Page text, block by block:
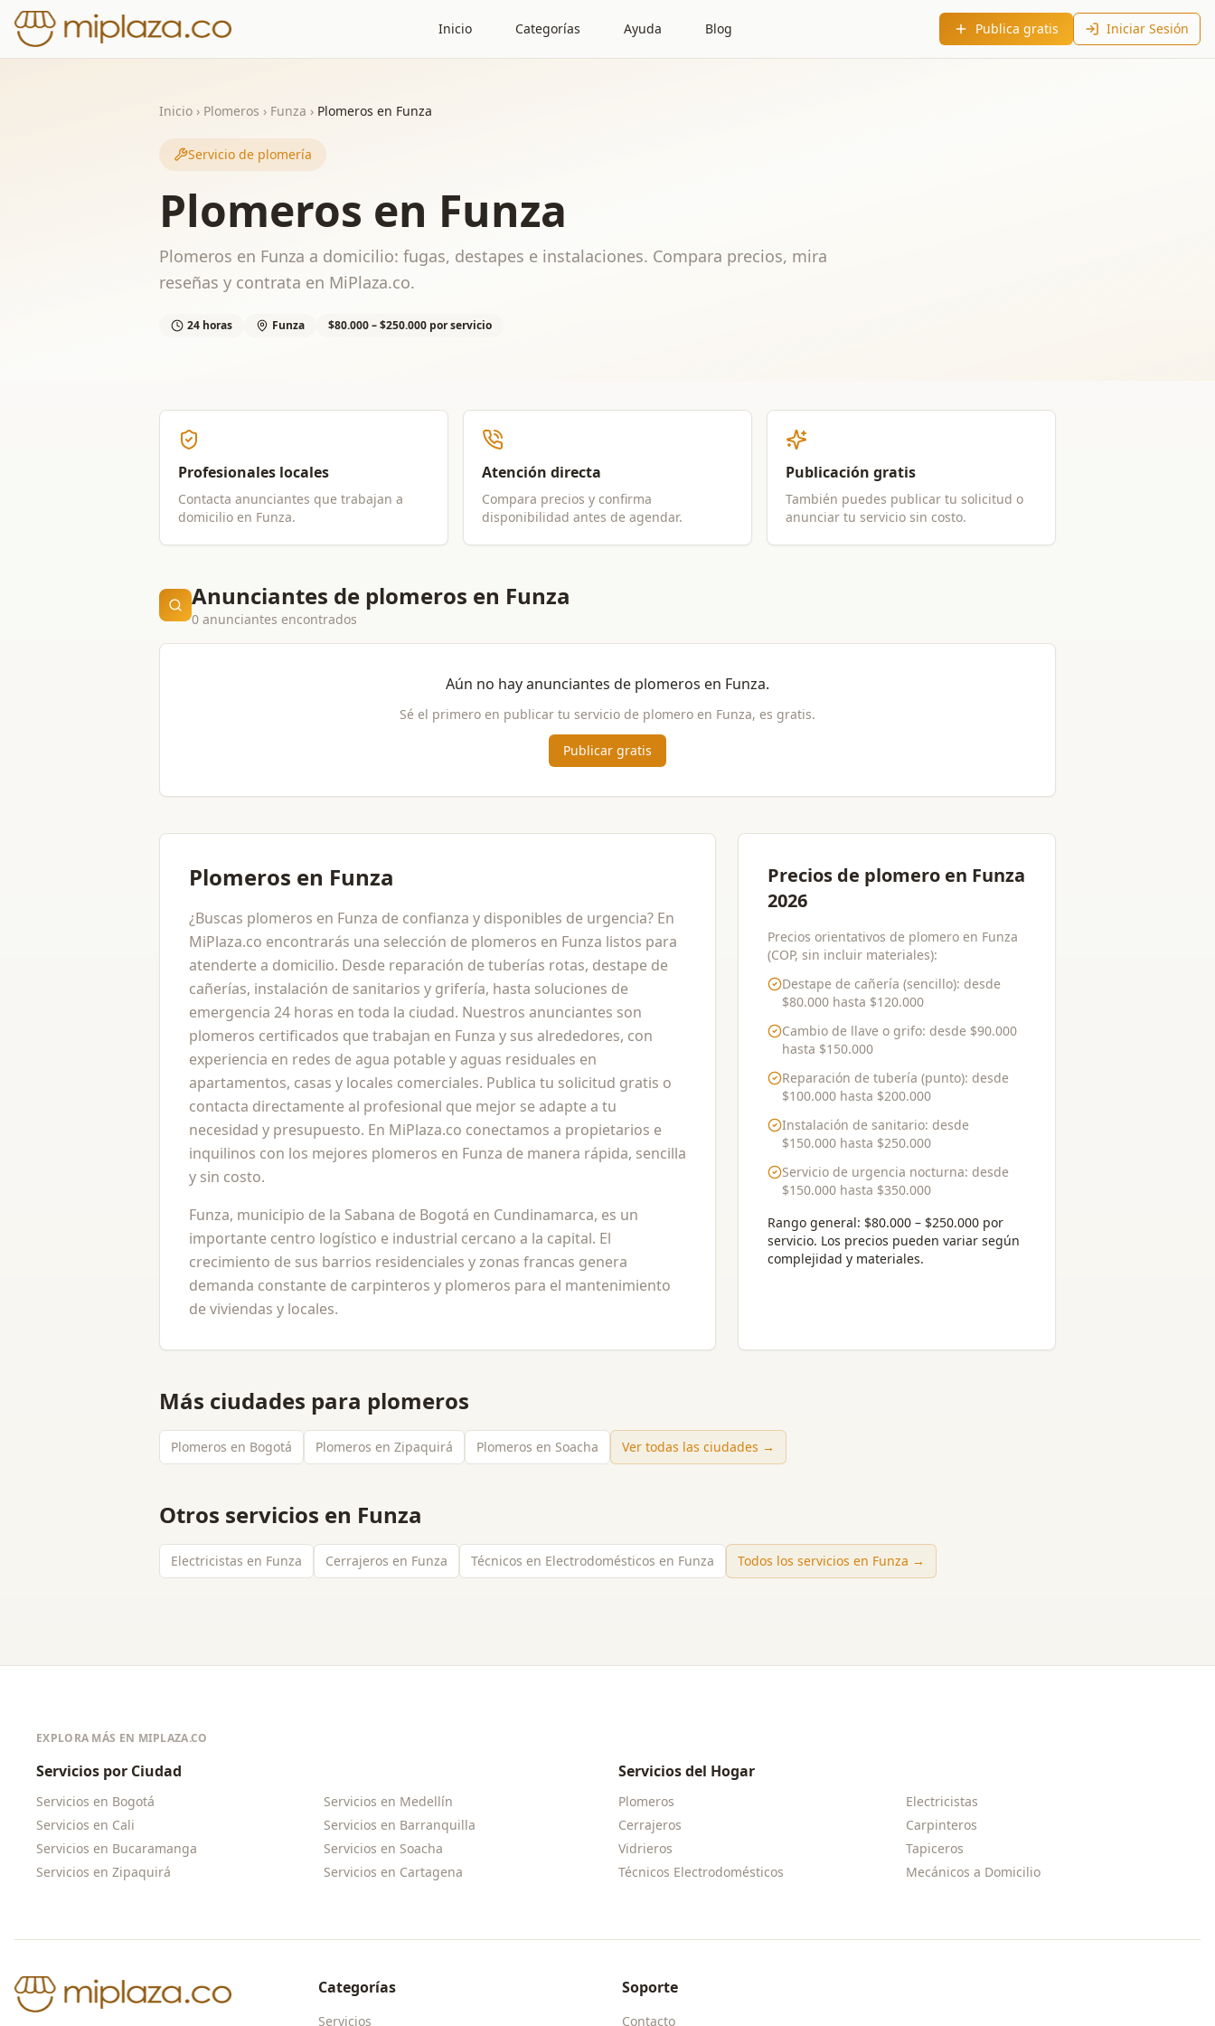
Inicio Categorías Ayuda Blog Publica gratis Iniciar Sesión
Inicio › Plomeros › Funza › Plomeros en Funza
Servicio de plomería
Plomeros en Funza
Plomeros en Funza a domicilio: fugas, destapes e instalaciones. Compara precios, mira
reseñas y contrata en MiPlaza.co.
24 horas Funza $80.000 – $250.000 por servicio
Profesionales locales
Contacta anunciantes que trabajan a
domicilio en Funza.
Atención directa
Compara precios y confirma
disponibilidad antes de agendar.
Publicación gratis
También puedes publicar tu solicitud o
anunciar tu servicio sin costo.
Anunciantes de plomeros en Funza
0 anunciantes encontrados
Aún no hay anunciantes de plomeros en Funza.
Sé el primero en publicar tu servicio de plomero en Funza, es gratis.
Publicar gratis
Plomeros en Funza
¿Buscas plomeros en Funza de confianza y disponibles de urgencia? En
MiPlaza.co encontrarás una selección de plomeros en Funza listos para
atenderte a domicilio. Desde reparación de tuberías rotas, destape de
cañerías, instalación de sanitarios y grifería, hasta soluciones de
emergencia 24 horas en toda la ciudad. Nuestros anunciantes son
plomeros certificados que trabajan en Funza y sus alrededores, con
experiencia en redes de agua potable y aguas residuales en
apartamentos, casas y locales comerciales. Publica tu solicitud gratis o
contacta directamente al profesional que mejor se adapte a tu
necesidad y presupuesto. En MiPlaza.co conectamos a propietarios e
inquilinos con los mejores plomeros en Funza de manera rápida, sencilla
y sin costo.
Funza, municipio de la Sabana de Bogotá en Cundinamarca, es un
importante centro logístico e industrial cercano a la capital. El
crecimiento de sus barrios residenciales y zonas francas genera
demanda constante de carpinteros y plomeros para el mantenimiento
de viviendas y locales.
Precios de plomero en Funza
2026
Precios orientativos de plomero en Funza
(COP, sin incluir materiales):
Destape de cañería (sencillo): desde
$80.000hasta $120.000
Cambio de llave o grifo: desde $90.000
hasta $150.000
Reparación de tubería (punto): desde
$100.000hasta $200.000
Instalación de sanitario: desde
$150.000hasta $250.000
Servicio de urgencia nocturna: desde
$150.000hasta $350.000
Rango general: $80.000 – $250.000 por
servicio. Los precios pueden variar según
complejidad y materiales.
Más ciudades para plomeros
Plomeros en Bogotá Plomeros en Zipaquirá Plomeros en Soacha Ver todas las ciudades →
Otros servicios en Funza
Electricistas en Funza Cerrajeros en Funza Técnicos en Electrodomésticos en Funza Todos los servicios en Funza →
EXPLORA MÁS EN MIPLAZA.CO
Servicios por Ciudad
Servicios en Bogotá Servicios en Medellín
Servicios en Cali Servicios en Barranquilla
Servicios en Bucaramanga Servicios en Soacha
Servicios en Zipaquirá Servicios en Cartagena
Servicios del Hogar
Plomeros
Electricistas
Cerrajeros
Carpinteros
Vidrieros
Tapiceros
Técnicos Electrodomésticos
Mecánicos a Domicilio
Categorías
Servicios
Soporte
Contacto